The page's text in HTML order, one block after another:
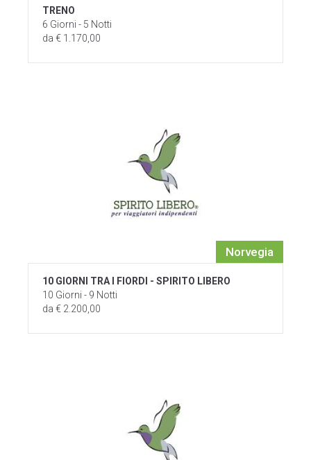
TRENO
6 Giorni - 5 Notti
da € 1.170,00
Norvegia
10 GIORNI TRA I FIORDI - SPIRITO LIBERO
10 Giorni - 9 Notti
da € 2.200,00